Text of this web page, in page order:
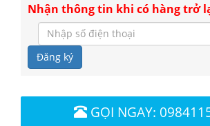
Nhận thông tin khi có hàng trở
Đăng ký
GỌI NGAY: